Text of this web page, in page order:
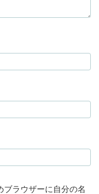
ブラウザーに自分の名